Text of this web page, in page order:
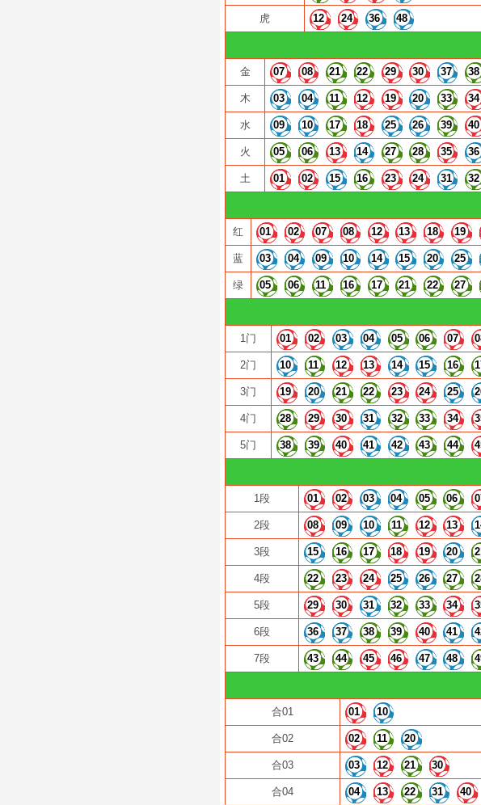
虎 12 24 36 48
金 07 08 21 22 29 30 37 38
木 03 04 11 12 19 20 33 34
水 09 10 17 18 25 26 39 40
火 05 06 13 14 27 28 35 36
土 01 02 15 16 23 24 31 32
红 01 02 07 08 12 13 18 19
蓝 03 04 09 10 14 15 20 25
绿 05 06 11 16 17 21 22 27
1门 01 02 03 04 05 06 07
2门 10 11 12 13 14 15 16
3门 19 20 21 22 23 24 25
4门 28 29 30 31 32 33 34
5门 38 39 40 41 42 43 44
1段 01 02 03 04 05 06
2段 08 09 10 11 12 13
3段 15 16 17 18 19 20
4段 22 23 24 25 26 27
5段 29 30 31 32 33 34
6段 36 37 38 39 40 41
7段 43 44 45 46 47 48
合01 01 10
合02 02 11 20
合03 03 12 21 30
合04 04 13 22 31 40